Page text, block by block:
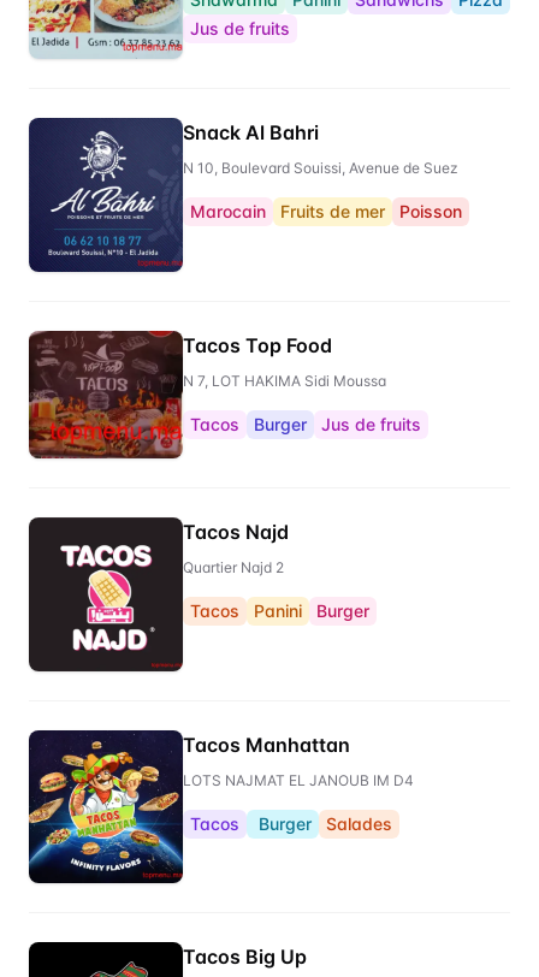
Jus de fruits
Snack Al Bahri
N 10, Boulevard Souissi, Avenue de Suez
Marocain Fruits de mer Poisson
Tacos Top Food
N 7, LOT HAKIMA Sidi Moussa
Tacos Burger Jus de fruits
Tacos Najd
Quartier Najd 2
Tacos Panini Burger
Tacos Manhattan
LOTS NAJMAT EL JANOUB IM D4
Tacos Burger Salades
Tacos Big Up